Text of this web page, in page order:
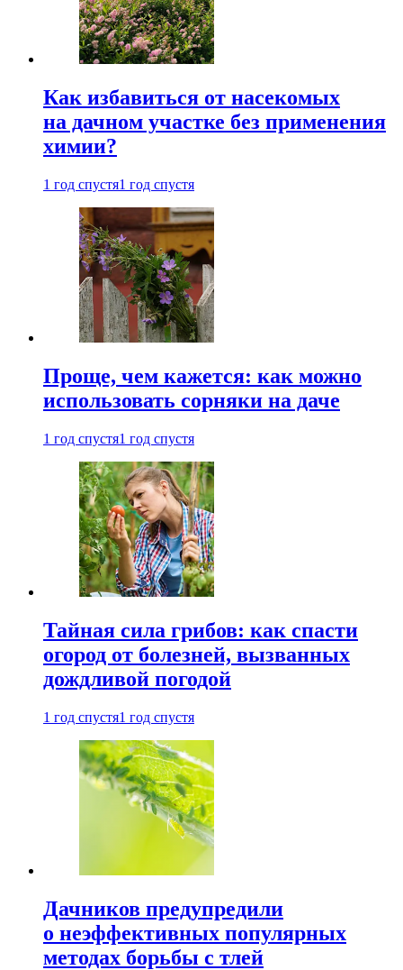
Как избавиться от насекомых
на дачном участке без применения
химии?
1 год спустя1 год спустя
Проще, чем кажется: как можно
использовать сорняки на даче
1 год спустя1 год спустя
Тайная сила грибов: как спасти
огород от болезней, вызванных
дождливой погодой
1 год спустя1 год спустя
Дачников предупредили
о неэффективных популярных
методах борьбы с тлей